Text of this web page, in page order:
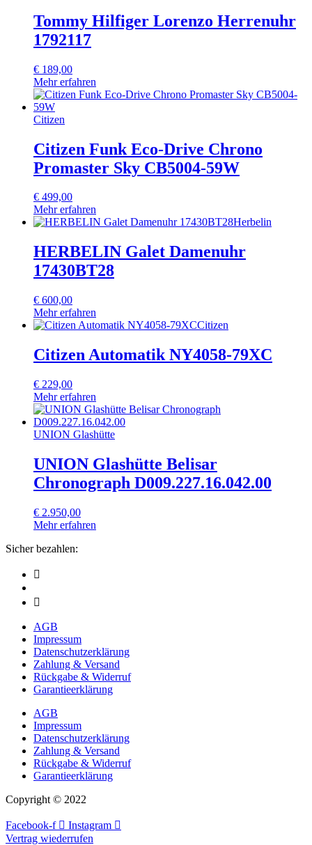
Tommy Hilfiger Lorenzo Herrenuhr
1792117
€ 189,00
Mehr erfahren
Citizen
Citizen Funk Eco-Drive Chrono
Promaster Sky CB5004-59W
€ 499,00
Mehr erfahren
Herbelin
HERBELIN Galet Damenuhr
17430BT28
€ 600,00
Mehr erfahren
Citizen
Citizen Automatik NY4058-79XC
€ 229,00
Mehr erfahren
UNION Glashütte
UNION Glashütte Belisar
Chronograph D009.227.16.042.00
€ 2.950,00
Mehr erfahren
Sicher bezahlen:
AGB
Impressum
Datenschutzerklärung
Zahlung & Versand
Rückgabe & Widerruf
Garantieerklärung
AGB
Impressum
Datenschutzerklärung
Zahlung & Versand
Rückgabe & Widerruf
Garantieerklärung
Copyright © 2022
Facebook-f
Instagram
Vertrag wiederrufen